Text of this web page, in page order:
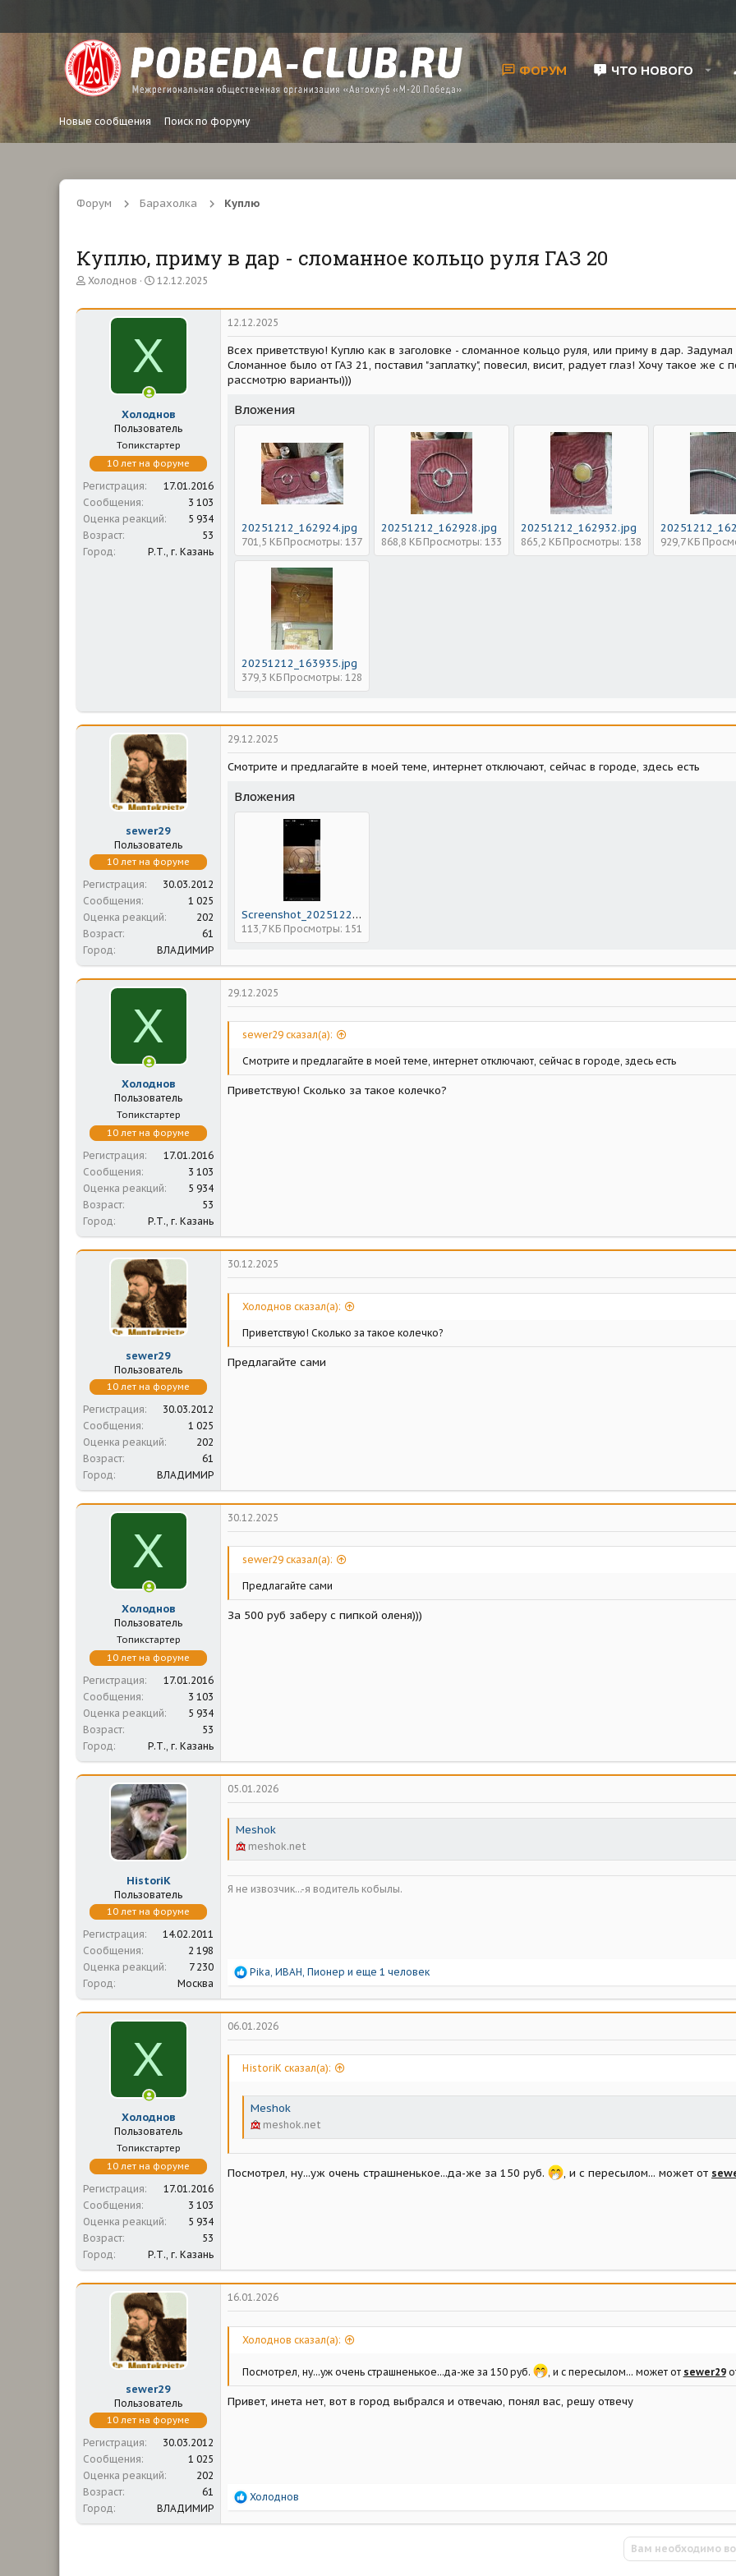
ФОРУМ ЧТО НОВОГО
Новые сообщения Поиск по форуму
Форум Барахолка Куплю
Куплю, приму в дар - сломанное кольцо руля ГАЗ 20
А
т
Холоднов
Д
т
а
а
а
12.12.2025
Х
Холоднов
Пользователь
Топикстартер
10 лет на форуме
Регистрация
17.01.2016
Сообщения
3 103
Оценка реакций
5 934
Возраст
53
Город
Р.Т., г. Казань
12.12.2025
Всех приветствую! Куплю как в заголовке - сломанное кольцо руля, или приму в дар.
Сломанное было от ГАЗ 21, поставил "заплатку", повесил, висит, радует глаз! Хочу такое же
рассмотрю варианты)))
Вложения
20251212_162924.jpg
701,5 КБ Просмотры: 137
20251212_162928.jpg
868,8 КБ Просмотры: 133
20251212_162932.jpg
865,2 КБ Просмотры: 138 929,7 КБ
20251212_163935.jpg
379,3 КБ Просмотры: 128
sewer29
Пользователь
10 лет на форуме
Регистрация
30.03.2012
Сообщения
1 025
Оценка реакций
202
Возраст
61
Город
ВЛАДИМИР
29.12.2025
Смотрите и предлагайте в моей теме, интернет отключают, сейчас в городе, здесь есть
Вложения
Screenshot_20251229-090846.jpg
113,7 КБ Просмотры: 151
Х
Холоднов
Пользователь
Топикстартер
10 лет на форуме
Регистрация
17.01.2016
Сообщения
3 103
Оценка реакций
5 934
Возраст
53
Город
Р.Т., г. Казань
29.12.2025
sewer29 сказал(а):
Смотрите и предлагайте в моей теме, интернет отключают, сейчас в городе, здесь есть
Приветствую! Сколько за такое колечко?
sewer29
Пользователь
10 лет на форуме
Регистрация
30.03.2012
Сообщения
1 025
Оценка реакций
202
Возраст
61
Город
ВЛАДИМИР
30.12.2025
Холоднов сказал(а):
Приветствую! Сколько за такое колечко?
Предлагайте сами
Х
Холоднов
Пользователь
Топикстартер
10 лет на форуме
Регистрация
17.01.2016
Сообщения
3 103
Оценка реакций
5 934
Возраст
53
Город
Р.Т., г. Казань
30.12.2025
sewer29 сказал(а):
Предлагайте сами
За 500 руб заберу с пипкой оленя)))
HistoriK
Пользователь
10 лет на форуме
Регистрация
14.02.2011
Сообщения
2 198
Оценка реакций
7 230
Город
Москва
05.01.2026
Meshok
meshok.net
Я не извозчик...-я водитель кобылы.
Р
а
к
ц
:
Pika ИВАН Пионер и еще 1 человек
Х
Холоднов
Пользователь
Топикстартер
10 лет на форуме
Регистрация
17.01.2016
Сообщения
3 103
Оценка реакций
5 934
Возраст
53
Город
Р.Т., г. Казань
06.01.2026
HistoriK сказал(а):
Meshok
meshok.net
Посмотрел, ну...уж очень страшненькое...да-же за 150 руб. , и с пересылом... может от
sewer29
Пользователь
10 лет на форуме
Регистрация
30.03.2012
Сообщения
1 025
Оценка реакций
202
Возраст
61
Город
ВЛАДИМИР
16.01.2026
Холоднов сказал(а):
Посмотрел, ну...уж очень страшненькое...да-же за 150 руб. , и с пересылом... может от sewer29
Привет, инета нет, вот в город выбрался и отвечаю, понял вас, решу отвечу
Р
а
Холоднов
Вам необходимо